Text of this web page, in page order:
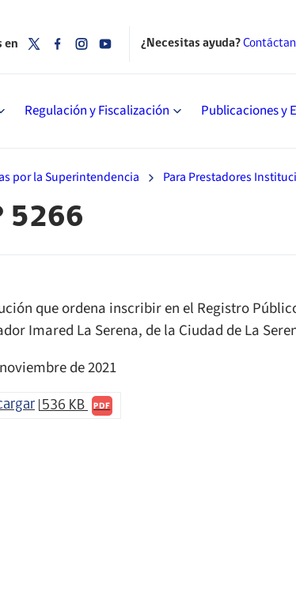
Regulación y Fiscalización Publicaciones y
en ¿Necesitas ayuda?
por la Superintendencia Para Prestadores
5266
que ordena inscribir en el Registro
Imared La Serena, de la Ciudad de La
de 2021
536 KB PDF